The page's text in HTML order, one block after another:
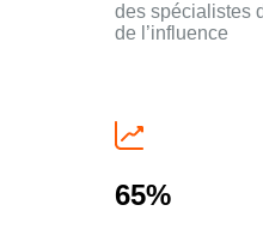
des spécialistes
de l’influence
65%